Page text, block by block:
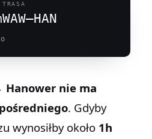
TRASA
WAW–HAN
Hanower nie ma
. Gdyby
wynosiłby około 1h